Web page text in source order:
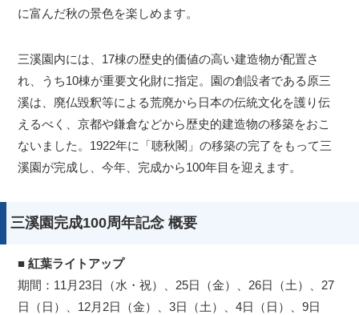
に富んだ秋の景色を楽しめます。
三溪園内には、17棟の歴史的価値の高い建造物が配置さ
れ、うち10棟が重要文化財に指定。園の創設者である原三
溪は、廃仏毀釈等による荒廃から日本の伝統文化を護り伝
えるべく、京都や鎌倉などから歴史的建造物の移築をおこ
ないました。1922年に「聴秋閣」の移築の完了をもって三
溪園が完成し、今年、完成から100年目を迎えます。
三溪園完成100周年記念 概要
■ 紅葉ライトアップ
期間：11月23日（水・祝）、25日（金）、26日（土）、27
日（日）、12月2日（金）、3日（土）、4日（日）、9日